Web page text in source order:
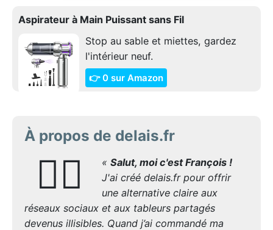
Aspirateur à Main Puissant sans Fil
Stop au sable et miettes, gardez
l'intérieur neuf.
👉 0 sur Amazon
À propos de delais.fr
🙋‍♂️ « Salut, moi c'est François !
J'ai créé delais.fr pour offrir
une alternative claire aux
réseaux sociaux et aux tableurs partagés
devenus illisibles. Quand j’ai commandé ma